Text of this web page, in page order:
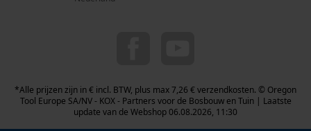
*Alle prijzen zijn in € incl. BTW, plus max 7,26 € verzendkosten. © Oregon
Tool Europe SA/NV - KOX - Partners voor de Bosbouw en Tuin | Laatste
update van de Webshop 06.08.2026, 11:30